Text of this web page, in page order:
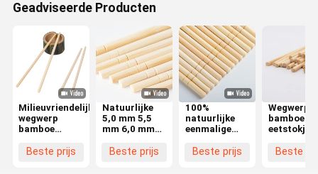
Geadviseerde Producten
Milieuvriendelijke
wegwerp
bamboe
Moderne
Beste prijs
Natuurlijke
5,0 mm 5,5
mm 6,0 mm
wegwerp
Beste prijs
100%
natuurlijke
eenmalige
hapjes
Beste prijs
Wegwerp
bamboe
eetstokjes
Beste